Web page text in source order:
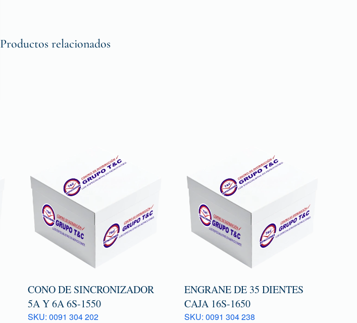
Productos relacionados
CONO DE SINCRONIZADOR
5A Y 6A 6S-1550
SKU: 0091 304 202
ENGRANE DE 35 DIENTES
CAJA 16S-1650
SKU: 0091 304 238